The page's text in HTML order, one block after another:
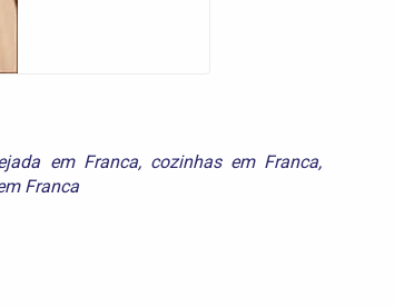
em Franca, cozinhas em Franca,
Franca